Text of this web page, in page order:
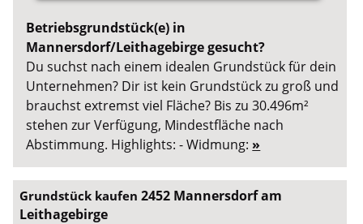
Betriebsgrundstück(e) in
Mannersdorf/Leithagebirge gesucht?
Du suchst nach einem idealen Grundstück für dein
Unternehmen? Dir ist kein Grundstück zu groß und
brauchst extremst viel Fläche? Bis zu 30.496m²
stehen zur Verfügung, Mindestfläche nach
Abstimmung. Highlights: - Widmung: »
Grundstück kaufen2452 Mannersdorf am
Leithagebirge